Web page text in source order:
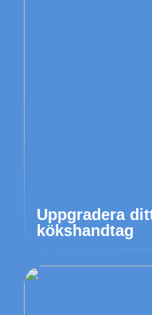
Uppgradera
kökshandtag